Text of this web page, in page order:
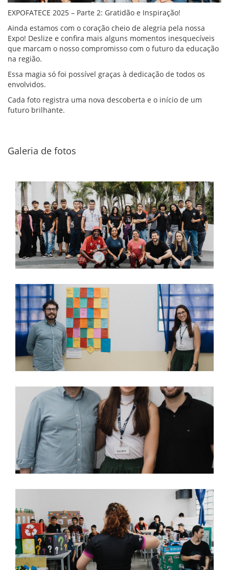
EXPOFATECE 2025 – Parte 2: Gratidão e Inspiração!
Ainda estamos com o coração cheio de alegria pela nossa
Expo! Deslize e confira mais alguns momentos inesquecíveis
que marcam o nosso compromisso com o futuro da educação
na região.
Essa magia só foi possível graças à dedicação de todos os
envolvidos.
Cada foto registra uma nova descoberta e o início de um
futuro brilhante.
Galeria de fotos